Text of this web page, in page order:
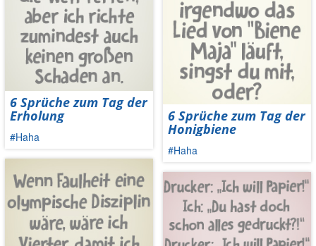
6 Sprüche zum Tag der
Erholung
#Haha
6 Sprüche zum Tag der
Honigbiene
#Haha